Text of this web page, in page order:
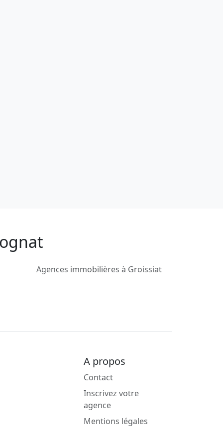
Agences immobilières à Groissiat
A propos
Contact
Inscrivez votre
agence
Mentions légales